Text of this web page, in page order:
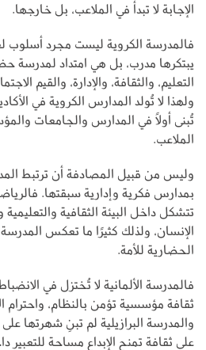
الإجابة لا تبدأ في الملاعب، بل خارجها.
فالمدرسة الكروية ليست مجرد أسلوب
يبتكرها مدرب، بل هي امتداد لمدرسة
التعليم، والثقافة، والإدارة، والقيم
ولهذا لا تُولد المدارس الكروية في
تُبنى أولًا في المدارس والجامعات
الملاعب.
وليس من قبيل المصادفة أن ترتبط
بمدارس فكرية وإدارية سبقتها.
تتشكل داخل البيئة الثقافية
الإنسان، ولذلك كثيرًا ما تعكس
الحضارية للأمة.
فالمدرسة الألمانية لا تُختزل في
ثقافة مؤسسية تؤمن بالنظام، واحترام
والمدرسة البرازيلية لم تبنِ شهرتها
على ثقافة تمنح الإبداع مساحة للتعبير